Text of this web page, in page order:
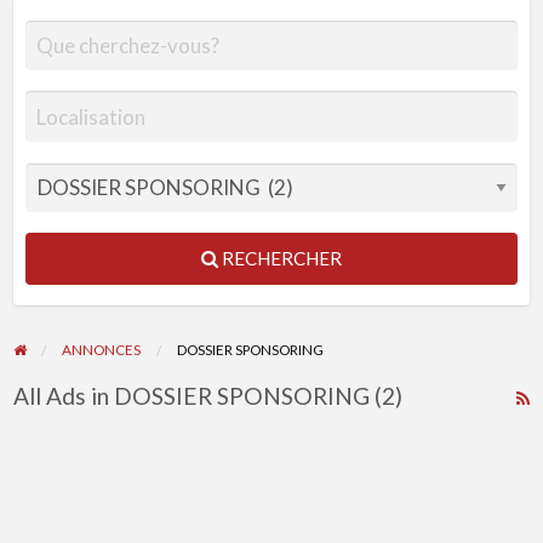
RECHERCHER
ANNONCES DOSSIER SPONSORING
All Ads in DOSSIER SPONSORING (2)